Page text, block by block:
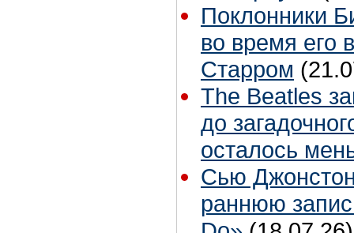
Поклонники
во время его
Старром
The Beatles
до
осталось
Сью
раннюю